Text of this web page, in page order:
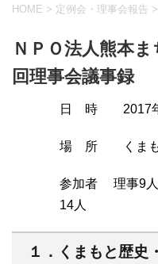
HOME > 定例会・理事会報告 >
ＮＰＯ法人熊本
回理事会議事録
日 時 2017年5
場 所 くまも
参加者 理事9人
14人
１．くまもと歴史